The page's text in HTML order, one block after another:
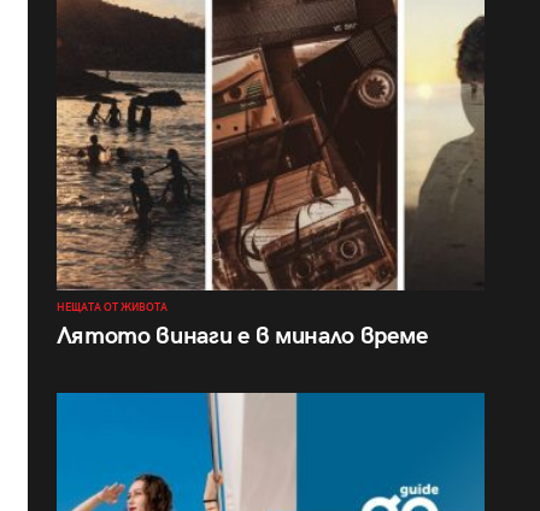
НЕЩАТА ОТ ЖИВОТА
Лятото винаги е в минало време